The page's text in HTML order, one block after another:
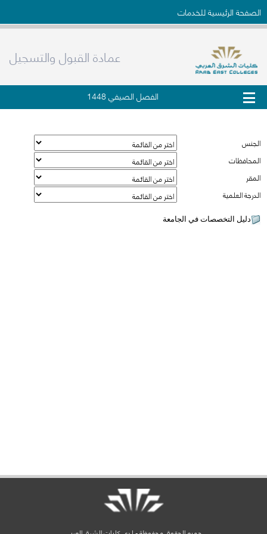
الصفحة الرئيسية للخدمات
عمادة القبول والتسجيل
الفصل الصيفي 1448
الجنس
المحافظات
المقر
الدرجة العلمية
دليل التخصصات في الجامعة